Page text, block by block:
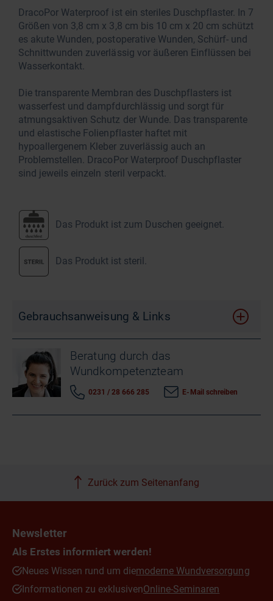
DracoPor Waterproof ist ein steriles Duschpflaster. In 7
Größen von 3,8 cm x 3,8 cm bis 10 cm x 20 cm schützt
es akute Wunden, postoperative Wunden, Schürf- und
Schnittwunden zuverlässig vor äußeren Einflüssen bei
Wasserkontakt.
Die transparente Membran des Duschpflasters ist
wasserfest und dampfdurchlässig und sorgt für
atmungsaktiven Schutz der Wunde. Das transparente
und elastische Folienpflaster haftet mit
hypoallergenem Kleber zuverlässig auch an
Problemstellen. DracoPor Waterproof Duschpflaster
sind jeweils einzeln steril verpackt.
Das Produkt ist zum Duschen geeignet.
Das Produkt ist steril.
Gebrauchsanweisung & Links
Beratung durch das
Wundkompetenzteam
0231 / 28 666 285 E-Mail schreiben
Zurück zum Seitenanfang
Newsletter
Als Erstes informiert werden!
Neues Wissen rund um diemoderne Wundversorgung
Informationen zu exklusivenOnline-Seminaren